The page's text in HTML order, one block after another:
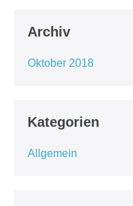
Archiv
Oktober 2018
Kategorien
Allgemein